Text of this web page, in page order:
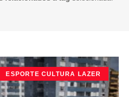
ESPORTE CULTURA LAZER